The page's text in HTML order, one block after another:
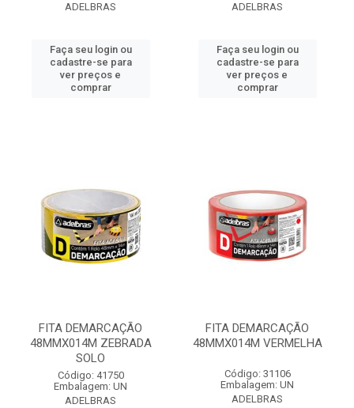
ADELBRAS
Faça seu login ou
cadastre-se para
ver preços e
comprar
ADELBRAS
Faça seu login ou
cadastre-se para
ver preços e
comprar
FITA DEMARCAÇÃO
48MMX014M ZEBRADA
SOLO
Código: 41750
Embalagem: UN
ADELBRAS
FITA DEMARCAÇÃO
48MMX014M VERMELHA
Código: 31106
Embalagem: UN
ADELBRAS